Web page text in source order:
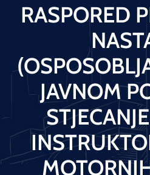
RASPORED
JAVNOM